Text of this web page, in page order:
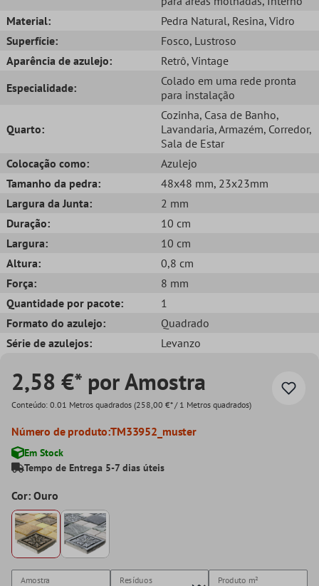
Material:
Pedra Natural, Resina, Vidro
Superfície:
Fosco, Lustroso
Aparência de azulejo:
Retrô, Vintage
Especialidade:
Colado em uma rede pronta
para instalação
Quarto:
Cozinha, Casa de Banho,
Lavandaria, Armazém, Corredor,
Sala de Estar
Colocação como:
Azulejo
Tamanho da pedra:
48x48 mm, 23x23mm
Largura da Junta:
2 mm
Duração:
10 cm
Largura:
10 cm
Altura:
0,8 cm
Força:
8 mm
Quantidade por pacote:
1
Formato do azulejo:
Quadrado
Série de azulejos:
Levanzo
2,58 €* por Amostra
Conteúdo: 0.01 Metros quadrados (258,00 €* / 1 Metros quadrados)
Número de produto:TM33952_muster
Em Stock
Tempo de Entrega 5-7 dias úteis
Cor: Ouro
Amostra Resíduos Produto m²